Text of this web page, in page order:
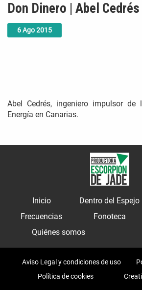
6Ago2015
Don Dinero | Abel Cedrés
Abel Cedrés, ingeniero impulsor de
Energía en Canarias.
Inicio Dentro del Espejo
Frecuencias
Fonoteca
Quiénes somos
Aviso Legal y condiciones de uso
Política de cookies